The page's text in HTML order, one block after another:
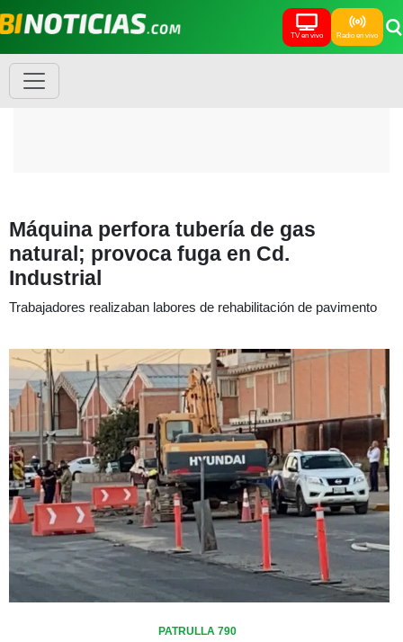
TV en vivo Radio en vivo
Máquina perfora tubería de gas
natural; provoca fuga en Cd.
Industrial
Trabajadores realizaban labores de rehabilitación de pavimento
PATRULLA 790